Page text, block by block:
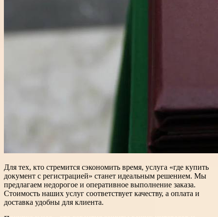
Для тех, кто стремится сэкономить время, услуга «где купить
документ с регистрацией» станет идеальным решением. Мы
предлагаем недорогое и оперативное выполнение заказа.
Стоимость наших услуг соответствует качеству, а оплата и
доставка удобны для клиента.